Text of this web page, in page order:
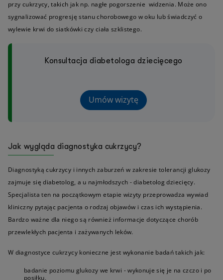
przy cukrzycy, takich jak np. nagłe pogorszenie widzenia. Może ono
sygnalizować progresję stanu chorobowego w oku lub świadczyć o
wylewie krwi do siatkówki czy ciała szklistego.
Konsultacja diabetologa dziecięcego
Umów wizytę
Jak wygląda diagnostyka cukrzycy?
Diagnostyką cukrzycy i innych zaburzeń w zakresie tolerancji glukozy
zajmuje się diabetolog, a u najmłodszych - diabetolog dziecięcy.
Specjalista ten na początkowym etapie wizyty przeprowadza wywiad
kliniczny pytając pacjenta o rodzaj objawów i czas ich wystąpienia.
Bardzo ważne dla niego są również informacje dotyczące chorób
przewlekłych pacjenta i zażywanych leków.
W diagnostyce cukrzycy konieczne jest wykonanie badań takich jak:
badanie poziomu glukozy we krwi - wykonuje się je na czczo i po
posiłku,